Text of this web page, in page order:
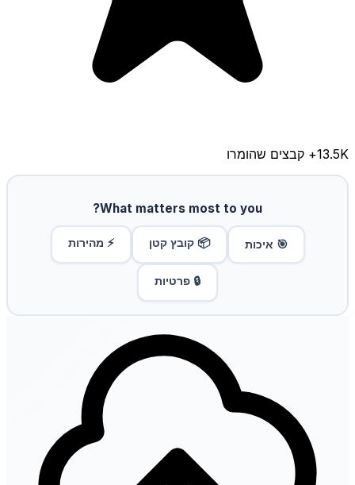
13.5K+ קבצים שהומרו
What matters most to you?
🎯 איכות 📦 קובץ קטן ⚡ מהירות
🔒 פרטיות